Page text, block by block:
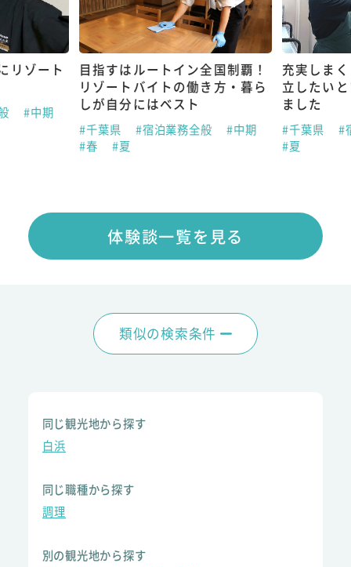
リゾート
#中期
目指すはルートイン全国制覇！
リゾートバイトの働き方・暮ら
しが自分にはベスト
#千葉県 #宿泊業務全般
#中期
#春
#夏
充実しま
立したい
ました
#千葉県
#
#夏
体験談一覧を見る
類似の検索条件
同じ観光地から探す
白浜
同じ職種から探す
調理
別の観光地から探す